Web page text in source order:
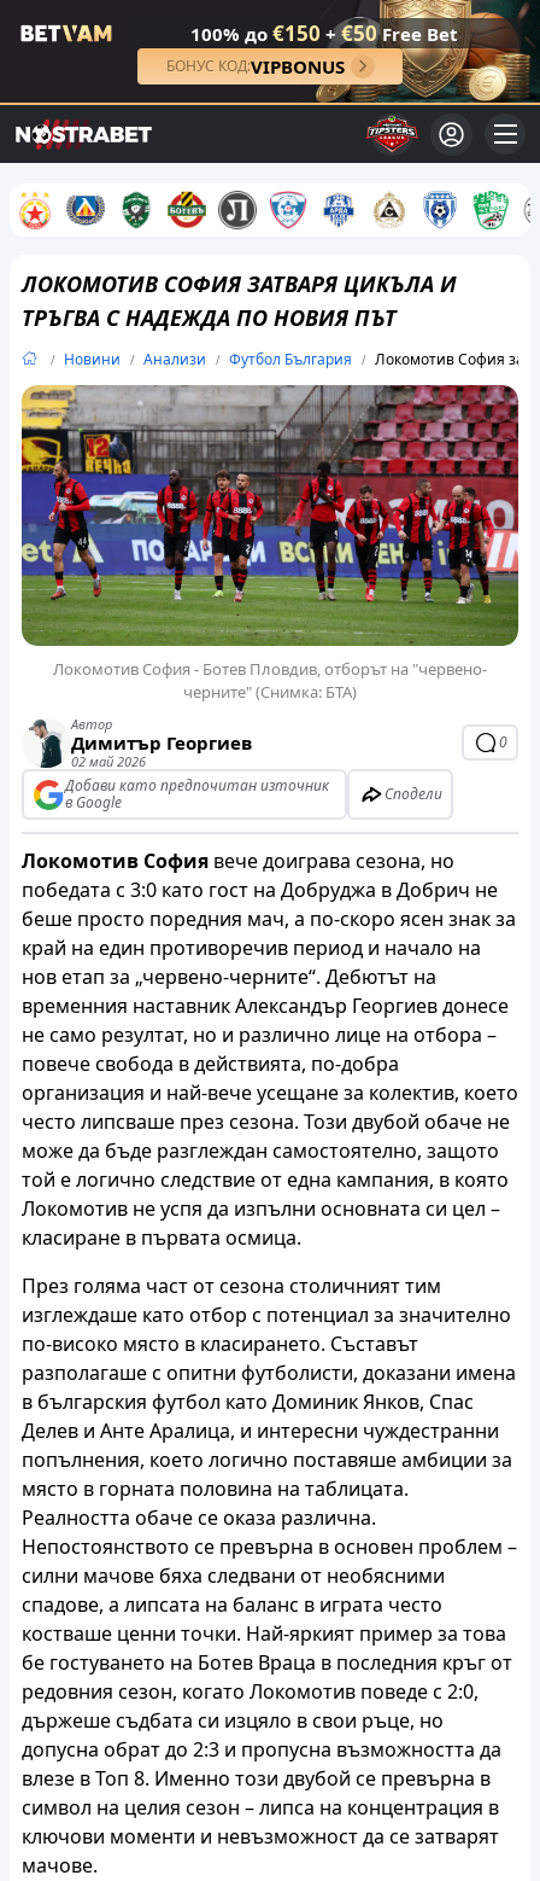
100% до €150 + €50Free Bet
БОНУС КОД:VIPBONUS
ЛОКОМОТИВ СОФИЯ ЗАТВАРЯ ЦИКЪЛА И
ТРЪГВА С НАДЕЖДА ПО НОВИЯ ПЪТ
Новини Анализи Футбол България Локомотив София
Локомотив София - Ботев Пловдив, отборът на "червено-
черните" (Снимка: БТА)
Автор
Димитър Георгиев
02 май 2026
0
Добави като предпочитан източник
в Google
Сподели
Локомотив София вече доиграва сезона, но
победата с 3:0 като гост на Добруджа в Добрич не
беше просто поредния мач, а по-скоро ясен знак за
край на един противоречив период и начало на
нов етап за „червено-черните“. Дебютът на
временния наставник Александър Георгиев донесе
не само резултат, но и различно лице на отбора –
повече свобода в действията, по-добра
организация и най-вече усещане за колектив, което
често липсваше през сезона. Този двубой обаче не
може да бъде разглеждан самостоятелно, защото
той е логично следствие от една кампания, в която
Локомотив не успя да изпълни основната си цел –
класиране в първата осмица.
През голяма част от сезона столичният тим
изглеждаше като отбор с потенциал за значително
по-високо място в класирането. Съставът
разполагаше с опитни футболисти, доказани имена
в българския футбол като Доминик Янков, Спас
Делев и Анте Аралица, и интересни чуждестранни
попълнения, което логично поставяше амбиции за
място в горната половина на таблицата.
Реалността обаче се оказа различна.
Непостоянството се превърна в основен проблем –
силни мачове бяха следвани от необясними
спадове, а липсата на баланс в играта често
костваше ценни точки. Най-яркият пример за това
бе гостуването на Ботев Враца в последния кръг от
редовния сезон, когато Локомотив поведе с 2:0,
държеше съдбата си изцяло в свои ръце, но
допусна обрат до 2:3 и пропусна възможността да
влезе в Топ 8. Именно този двубой се превърна в
символ на целия сезон – липса на концентрация в
ключови моменти и невъзможност да се затварят
мачове.